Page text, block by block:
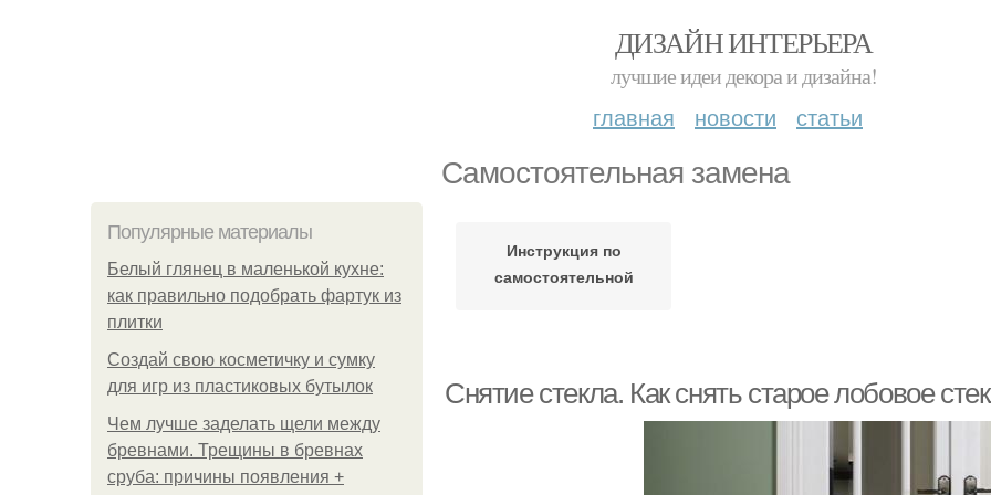
ДИЗАЙН ИНТЕРЬЕРА
лучшие идеи декора и дизайна!
главная новости статьи
Самостоятельная замена
Популярные материалы
Белый глянец в маленькой кухне:
как правильно подобрать фартук из
плитки
Создай свою косметичку и сумку
для игр из пластиковых бутылок
Чем лучше заделать щели между
бревнами. Трещины в бревнах
сруба: причины появления +
Инструкция по
самостоятельной
Снятие стекла. Как снять старое лобовое